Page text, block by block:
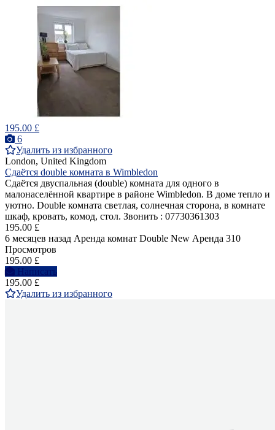
195.00 £
6
Удалить из избранного
London, United Kingdom
Сдаётся double комната в Wimbledon
Сдаётся двуспальная (double) комнатa для одного в
малонаселённой квартире в районе Wimbledon. В доме тепло и
уютно. Double комната светлая, солнечная сторона, в комнате
шкаф, кровать, комод, стол. Звонить : 07730361303
195.00 £
6 месяцев назад Аренда комнат Double New Аренда 310
Просмотров
195.00 £
Написать
195.00 £
Удалить из избранного